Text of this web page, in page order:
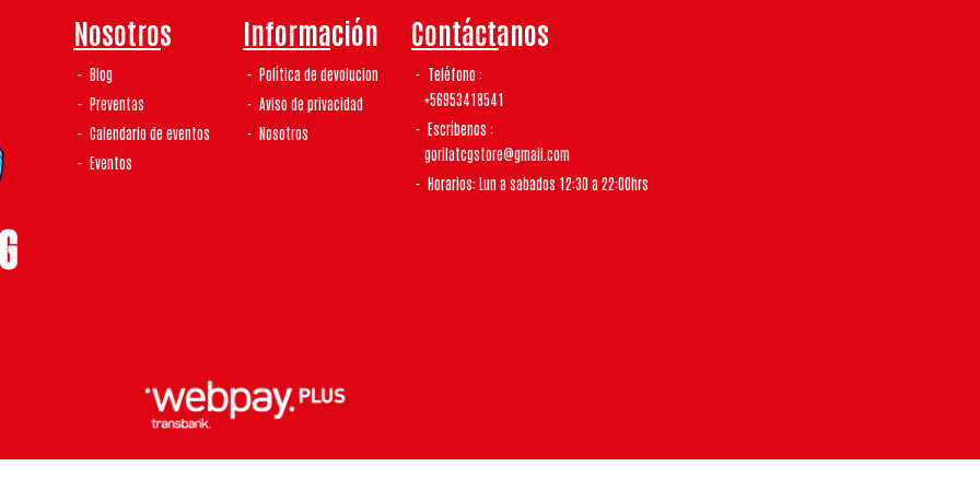
Nosotros
Blog
Preventas
Calendario de eventos
Eventos
Información
Política de devolucion
Aviso de privacidad
Nosotros
Contáctanos
Teléfono
+56953418541
Escríbenos
gorilatcgstore@gmail.com
Horarios: Lun a sabados 12:30 a 22:00hrs